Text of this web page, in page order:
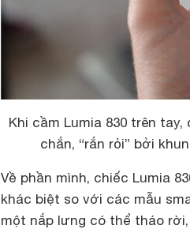
Khi cầm Lumia 830 trên
chắn, “rắn rỏi” bởi
Về phần mình, chiếc Lumia
khác biệt so với các mẫu
một nắp lưng có thể tháo rời,